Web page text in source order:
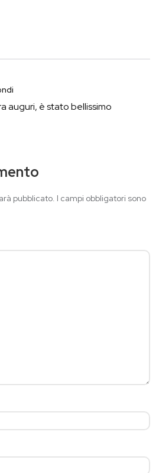
auguri, è stato bellissimo
pubblicato. I campi obbligatori sono